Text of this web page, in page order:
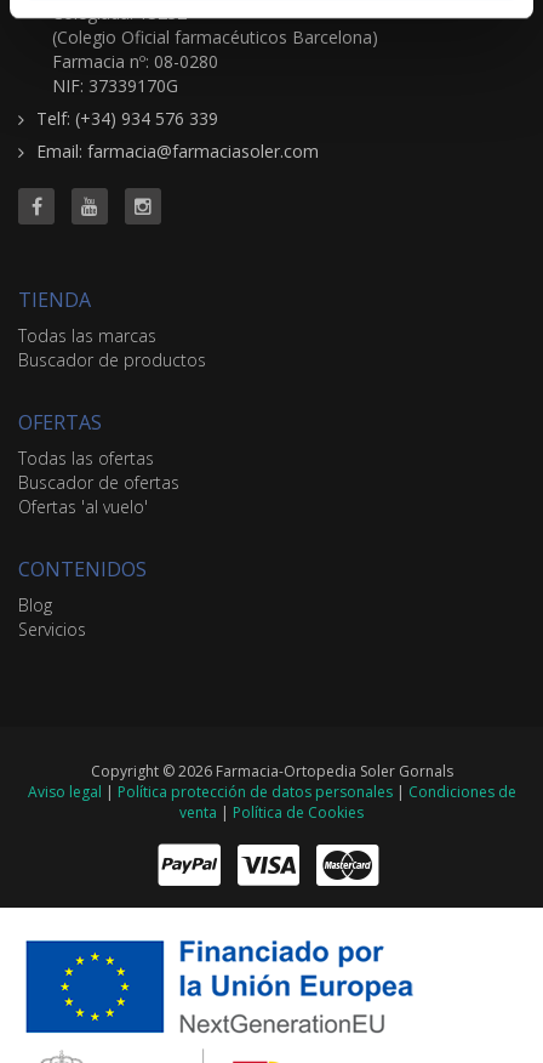
Colegiada: 13232
(Colegio Oficial farmacéuticos Barcelona)
Farmacia nº: 08-0280
NIF: 37339170G
Telf: (+34) 934 576 339
Email: farmacia@farmaciasoler.com
TIENDA
Todas las marcas
Buscador de productos
OFERTAS
Todas las ofertas
Buscador de ofertas
Ofertas 'al vuelo'
CONTENIDOS
Blog
Servicios
Copyright © 2026 Farmacia-Ortopedia Soler Gornals
Aviso legal | Política protección de datos personales| Condiciones de
venta | Política de Cookies